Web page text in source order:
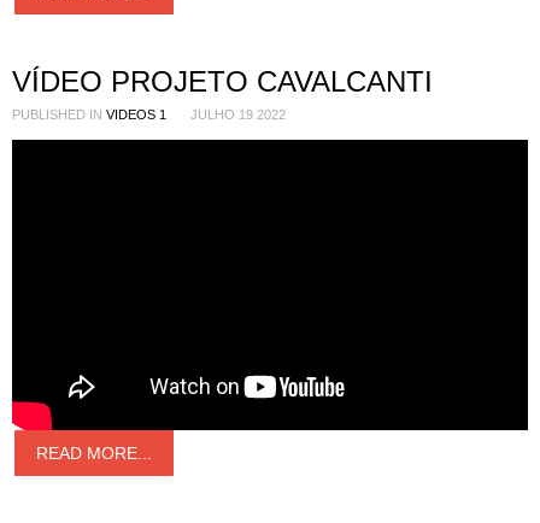
VÍDEO PROJETO CAVALCANTI
PUBLISHED IN VIDEOS 1 JULHO 19 2022
READ MORE...